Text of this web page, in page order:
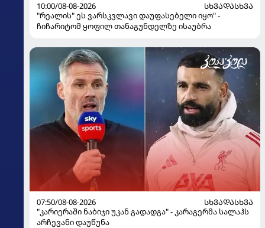
10:00/08-08-2026
ᲡᲮᲕᲐᲓᲐᲡᲮᲕᲐ
"რეალის" ეს ვარსკვლავი დაუფასებელი იყო" -
ჩიჩარიტომ ყოფილ თანაგუნდელზე ისაუბრა
07:50/08-08-2026
ᲡᲮᲕᲐᲓᲐᲡᲮᲕᲐ
"კარიერაში ნაბიჯი უკან გადადგა" - კარაგერმა სალაჰს
არჩევანი დაუწუნა